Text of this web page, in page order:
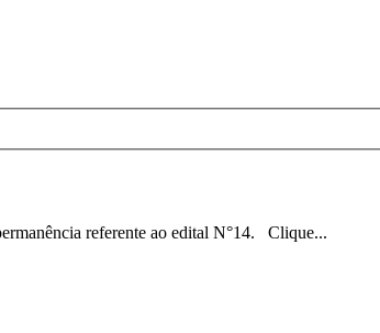
referente ao edital N°14. Clique...